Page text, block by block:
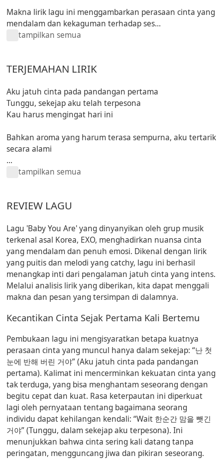
Makna lirik lagu ini menggambarkan perasaan cinta yang
mendalam dan kekaguman terhadap ses...
tampilkan semua
TERJEMAHAN LIRIK
Aku jatuh cinta pada pandangan pertama
Tunggu, sekejap aku telah terpesona
Kau harus mengingat hari ini
Bahkan aroma yang harum terasa sempurna, aku tertarik
secara alami
...
tampilkan semua
REVIEW LAGU
Lagu 'Baby You Are' yang dinyanyikan oleh grup musik
terkenal asal Korea, EXO, menghadirkan nuansa cinta
yang mendalam dan penuh emosi. Dikenal dengan lirik
yang puitis dan melodi yang catchy, lagu ini berhasil
menangkap inti dari pengalaman jatuh cinta yang intens.
Melalui analisis lirik yang diberikan, kita dapat menggali
makna dan pesan yang tersimpan di dalamnya.
Kecantikan Cinta Sejak Pertama Kali Bertemu
Pembukaan lagu ini mengisyaratkan betapa kuatnya
perasaan cinta yang muncul hanya dalam sekejap:“난 첫
눈에 반해 버린 거야”(Aku jatuh cinta pada pandangan
pertama). Kalimat ini mencerminkan kekuatan cinta yang
tak terduga, yang bisa menghantam seseorang dengan
begitu cepat dan kuat. Rasa keterpautan ini diperkuat
lagi oleh pernyataan tentang bagaimana seorang
individu dapat kehilangan kendali:“Wait 한순간 맘을 뺏긴
거야”(Tunggu, dalam sekejap aku terpesona). Ini
menunjukkan bahwa cinta sering kali datang tanpa
peringatan, mengguncang jiwa dan pikiran seseorang.